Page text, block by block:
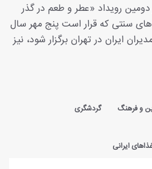
دومین رویداد «عطر و طعم در گذر
سنتی که قرار است پنج مهر سال
ایران در تهران برگزار شود، نیز
و فرهنگ گردشگری
ایرانی